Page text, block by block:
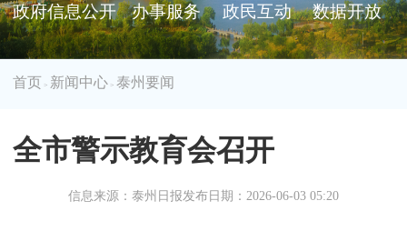
政府信息公开
办事服务 政民互动 数据开放
首页 > 新闻中心 >泰州要闻
全市警示教育会召开
信息来源：泰州日报发布日期：2026-06-03 05:20